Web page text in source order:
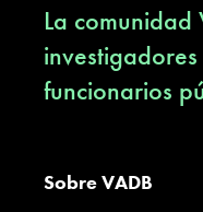
entre otros. La obra
derivan de cada
del tiempo y su
instituciones como
La
funcionarios
Sobre VADB